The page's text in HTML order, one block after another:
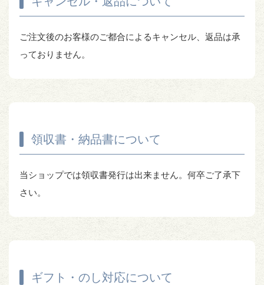
ご注文後のお客様のご都合によるキャンセル、返品は承
っておりません。
領収書・納品書について
当ショップでは領収書発行は出来ません。何卒ご了承下
さい。
ギフト・のし対応について